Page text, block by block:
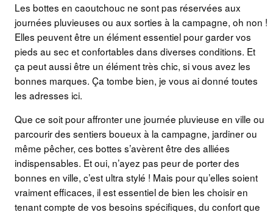
Les bottes en caoutchouc ne sont pas réservées aux
journées pluvieuses ou aux sorties à la campagne, oh non !
Elles peuvent être un élément essentiel pour garder vos
pieds au sec et confortables dans diverses conditions. Et
ça peut aussi être un élément très chic, si vous avez les
bonnes marques. Ça tombe bien, je vous ai donné toutes
les adresses ici.
Que ce soit pour affronter une journée pluvieuse en ville ou
parcourir des sentiers boueux à la campagne, jardiner ou
même pêcher, ces bottes s’avèrent être des alliées
indispensables. Et oui, n’ayez pas peur de porter des
bonnes en ville, c’est ultra stylé ! Mais pour qu’elles soient
vraiment efficaces, il est essentiel de bien les choisir en
tenant compte de vos besoins spécifiques, du confort que